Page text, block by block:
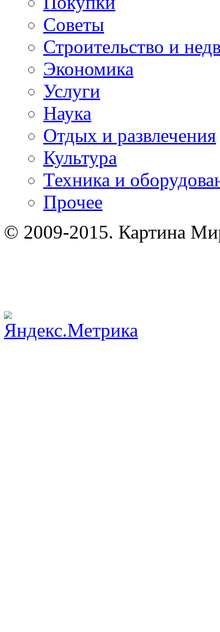
Советы
Строительство и
Экономика
Услуги
Наука
Отдых и развлечения
Культура
Техника и
Прочее
© 2009-2015. Картина